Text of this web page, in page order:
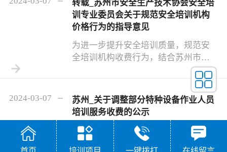
转载_苏州市安全生产技术协会安全培
训专业委员会关于规范安全培训机构
价格行为的指导意见
为进一步提升安全培训质量，规范安
全培训机构收费行为，结合苏州市实
际情况，经2023 年11月3日苏州市安全
生产技术协会安全培训专业委员会会
议研究，建议各安全培训机构会员单
位逐步调整B类安全培训机构特种作业
工种收费标准。
2024-03-07
苏州_关于调整部分特种设备作业人员
培训服务收费的公示
为了适应最新项目考核规则及标准导
致的特种设备作业人员考试难度的变